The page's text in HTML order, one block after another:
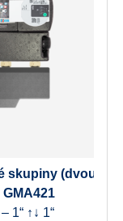
skupiny
1“ ↑↓ 1“